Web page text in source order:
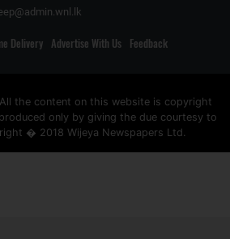
Delivery Advertise With Us Feedback
the content on this website is copyright
only by giving the due courtesy to
� 2018 Wijeya Newspapers Ltd.